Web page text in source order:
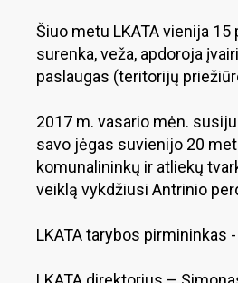
Šiuo metu LKATA vienija
surenka, veža, apdoroja
paslaugas (teritorijų
2017 m. vasario mėn.
savo jėgas suvienijo 20
komunalininkų ir atliekų
veiklą vykdžiusi Antrinio
LKATA tarybos pirmininkas